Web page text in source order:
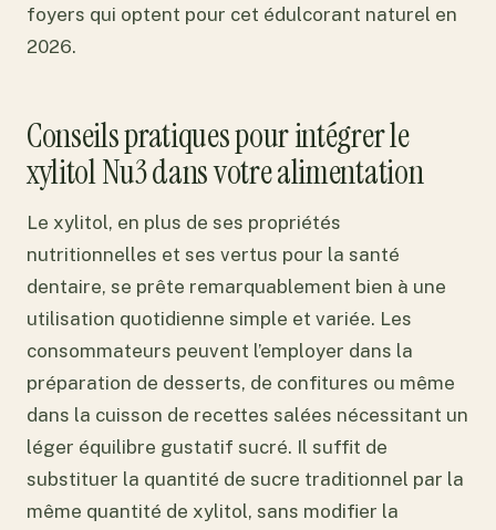
foyers qui optent pour cet édulcorant naturel en
2026.
Conseils pratiques pour intégrer le
xylitol Nu3 dans votre alimentation
Le xylitol, en plus de ses propriétés
nutritionnelles et ses vertus pour la santé
dentaire, se prête remarquablement bien à une
utilisation quotidienne simple et variée. Les
consommateurs peuvent l’employer dans la
préparation de desserts, de confitures ou même
dans la cuisson de recettes salées nécessitant un
léger équilibre gustatif sucré. Il suffit de
substituer la quantité de sucre traditionnel par la
même quantité de xylitol, sans modifier la